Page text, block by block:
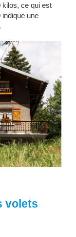
kilos, ce qui est
indique une
volets